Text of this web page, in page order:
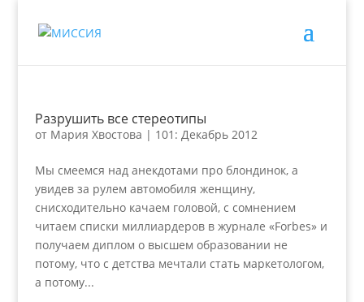
Разрушить все стереотипы
от Мария Хвостова | 101: Декабрь 2012
Мы смеемся над анекдотами про блондинок, а
увидев за рулем автомобиля женщину,
снисходительно качаем головой, с сомнением
читаем списки миллиардеров в журнале «Forbes» и
получаем диплом о высшем образовании не
потому, что с детства мечтали стать маркетологом,
а потому...